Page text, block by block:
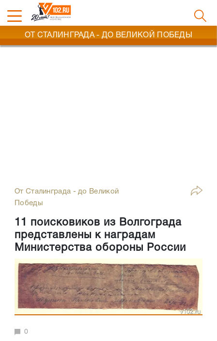
ОТ СТАЛИНГРАДА - ДО ВЕЛИКОЙ ПОБЕДЫ
От Сталинграда - до Великой
Победы
11 поисковиков из Волгограда
представлены к наградам
Министерства обороны России
0